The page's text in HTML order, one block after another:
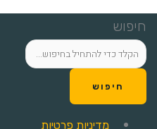
חיפוש
חיפוש
מדיניות פרטיות